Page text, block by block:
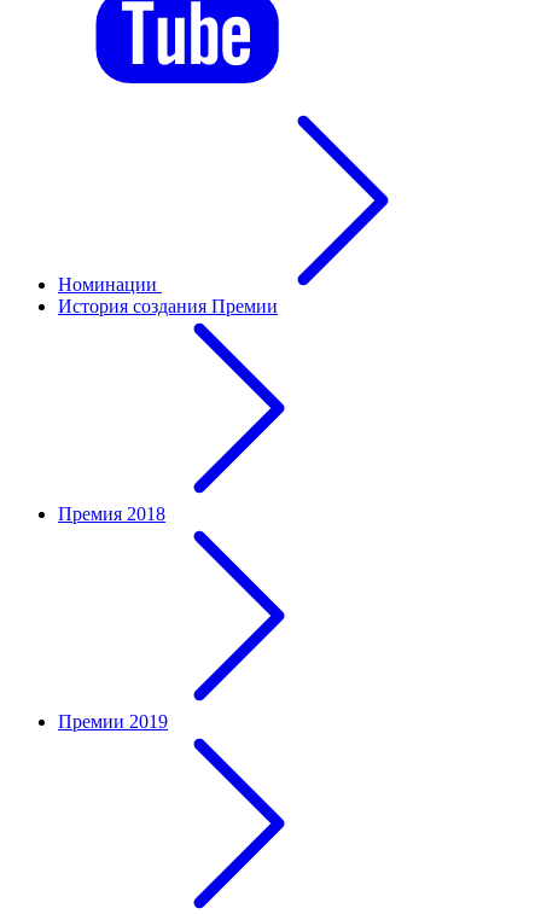
Номинации
История создания Премии
Премия 2018
Премии 2019